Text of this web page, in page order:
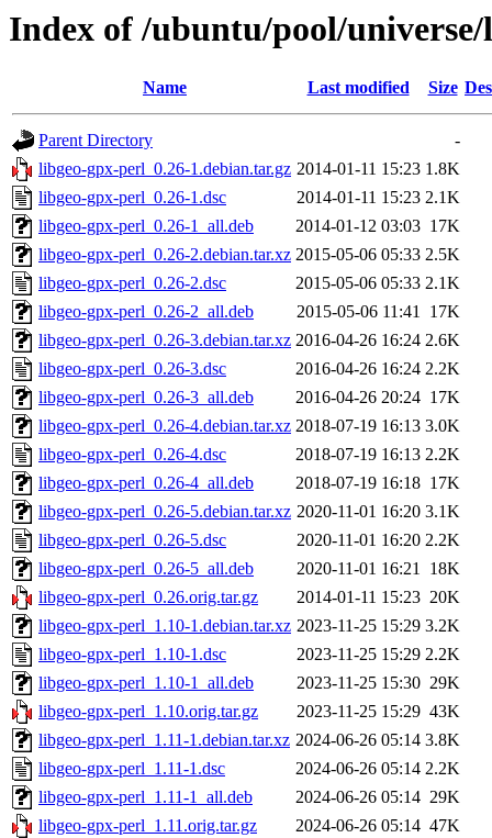
Index of /ubuntu/pool/
Name Last modified Size
Parent Directory
-
libgeo-gpx-perl_0.26-1.debian.tar.gz 2014-01-11 15:23 1.8K
libgeo-gpx-perl_0.26-1.dsc
2014-01-11 15:23 2.1K
libgeo-gpx-perl_0.26-1_all.deb
2014-01-12 03:03 17K
libgeo-gpx-perl_0.26-2.debian.tar.xz 2015-05-06 05:33 2.5K
libgeo-gpx-perl_0.26-2.dsc
2015-05-06 05:33 2.1K
libgeo-gpx-perl_0.26-2_all.deb
2015-05-06 11:41 17K
libgeo-gpx-perl_0.26-3.debian.tar.xz 2016-04-26 16:24 2.6K
libgeo-gpx-perl_0.26-3.dsc
2016-04-26 16:24 2.2K
libgeo-gpx-perl_0.26-3_all.deb
2016-04-26 20:24 17K
libgeo-gpx-perl_0.26-4.debian.tar.xz 2018-07-19 16:13 3.0K
libgeo-gpx-perl_0.26-4.dsc
2018-07-19 16:13 2.2K
libgeo-gpx-perl_0.26-4_all.deb
2018-07-19 16:18 17K
libgeo-gpx-perl_0.26-5.debian.tar.xz 2020-11-01 16:20 3.1K
libgeo-gpx-perl_0.26-5.dsc
2020-11-01 16:20 2.2K
libgeo-gpx-perl_0.26-5_all.deb
2020-11-01 16:21 18K
libgeo-gpx-perl_0.26.orig.tar.gz
2014-01-11 15:23 20K
libgeo-gpx-perl_1.10-1.debian.tar.xz 2023-11-25 15:29 3.2K
libgeo-gpx-perl_1.10-1.dsc
2023-11-25 15:29 2.2K
libgeo-gpx-perl_1.10-1_all.deb
2023-11-25 15:30 29K
libgeo-gpx-perl_1.10.orig.tar.gz
2023-11-25 15:29 43K
libgeo-gpx-perl_1.11-1.debian.tar.xz 2024-06-26 05:14 3.8K
libgeo-gpx-perl_1.11-1.dsc
2024-06-26 05:14 2.2K
libgeo-gpx-perl_1.11-1_all.deb
2024-06-26 05:14 29K
libgeo-gpx-perl_1.11.orig.tar.gz
2024-06-26 05:14 47K